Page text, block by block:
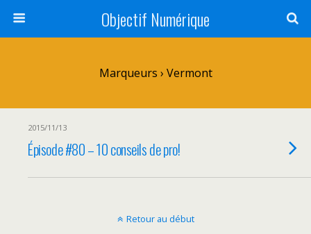
Objectif Numérique
Marqueurs › Vermont
2015/11/13
Épisode #80 – 10 conseils de pro!
Retour au début